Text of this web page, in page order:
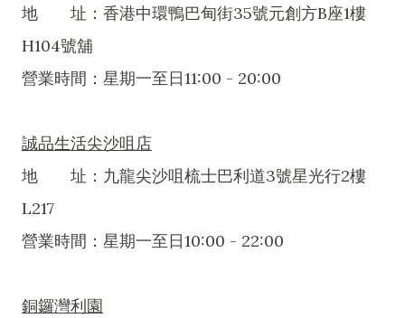
地 址：香港中環鴨巴甸街35號元創方B座1樓
H104號舖
營業時間：星期一至日11:00 - 20:00
誠品生活尖沙咀店
地 址：九龍尖沙咀梳士巴利道3號星光行2樓
L217
營業時間：星期一至日10:00 - 22:00
銅鑼灣利園